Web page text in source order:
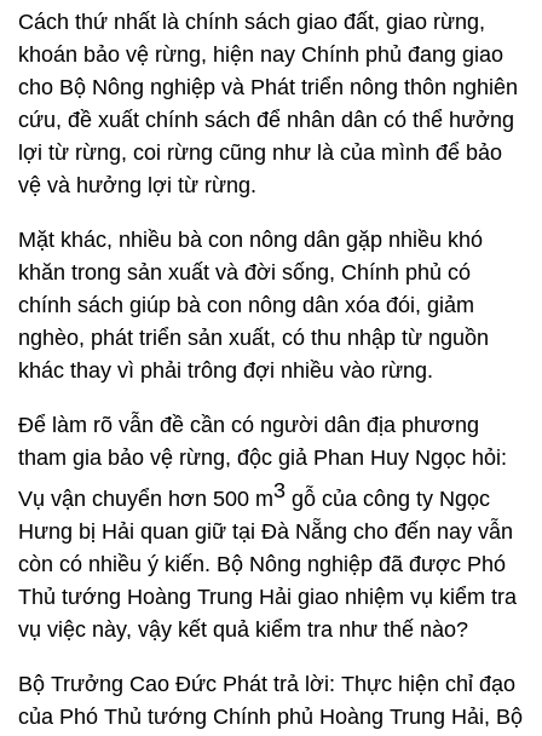
Cách thứ nhất là chính sách giao đất, giao rừng,
khoán bảo vệ rừng, hiện nay Chính phủ đang giao
cho Bộ Nông nghiệp và Phát triển nông thôn nghiên
cứu, đề xuất chính sách để nhân dân có thể hưởng
lợi từ rừng, coi rừng cũng như là của mình để bảo
vệ và hưởng lợi từ rừng.
Mặt khác, nhiều bà con nông dân gặp nhiều khó
khăn trong sản xuất và đời sống, Chính phủ có
chính sách giúp bà con nông dân xóa đói, giảm
nghèo, phát triển sản xuất, có thu nhập từ nguồn
khác thay vì phải trông đợi nhiều vào rừng.
Để làm rõ vẫn đề cần có người dân địa phương
tham gia bảo vệ rừng, độc giả Phan Huy Ngọc hỏi:
Vụ vận chuyển hơn 500 m3 gỗ của công ty Ngọc
Hưng bị Hải quan giữ tại Đà Nẵng cho đến nay vẫn
còn có nhiều ý kiến. Bộ Nông nghiệp đã được Phó
Thủ tướng Hoàng Trung Hải giao nhiệm vụ kiểm tra
vụ việc này, vậy kết quả kiểm tra như thế nào?
Bộ Trưởng Cao Đức Phát trả lời: Thực hiện chỉ đạo
của Phó Thủ tướng Chính phủ Hoàng Trung Hải, Bộ